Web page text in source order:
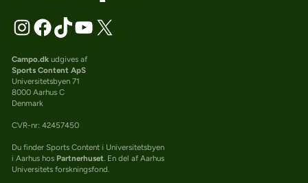
Campo.dkudgives af
Sports Content ApS
Universitetsbyen 71
8000 Aarhus C
Denmark
CVR-nr: 42457450
Du finder Sports Content i Universitetsbyen
i Aarhus hos Partnerhuset . En del af Aarhus
Universitets forskningsfond.